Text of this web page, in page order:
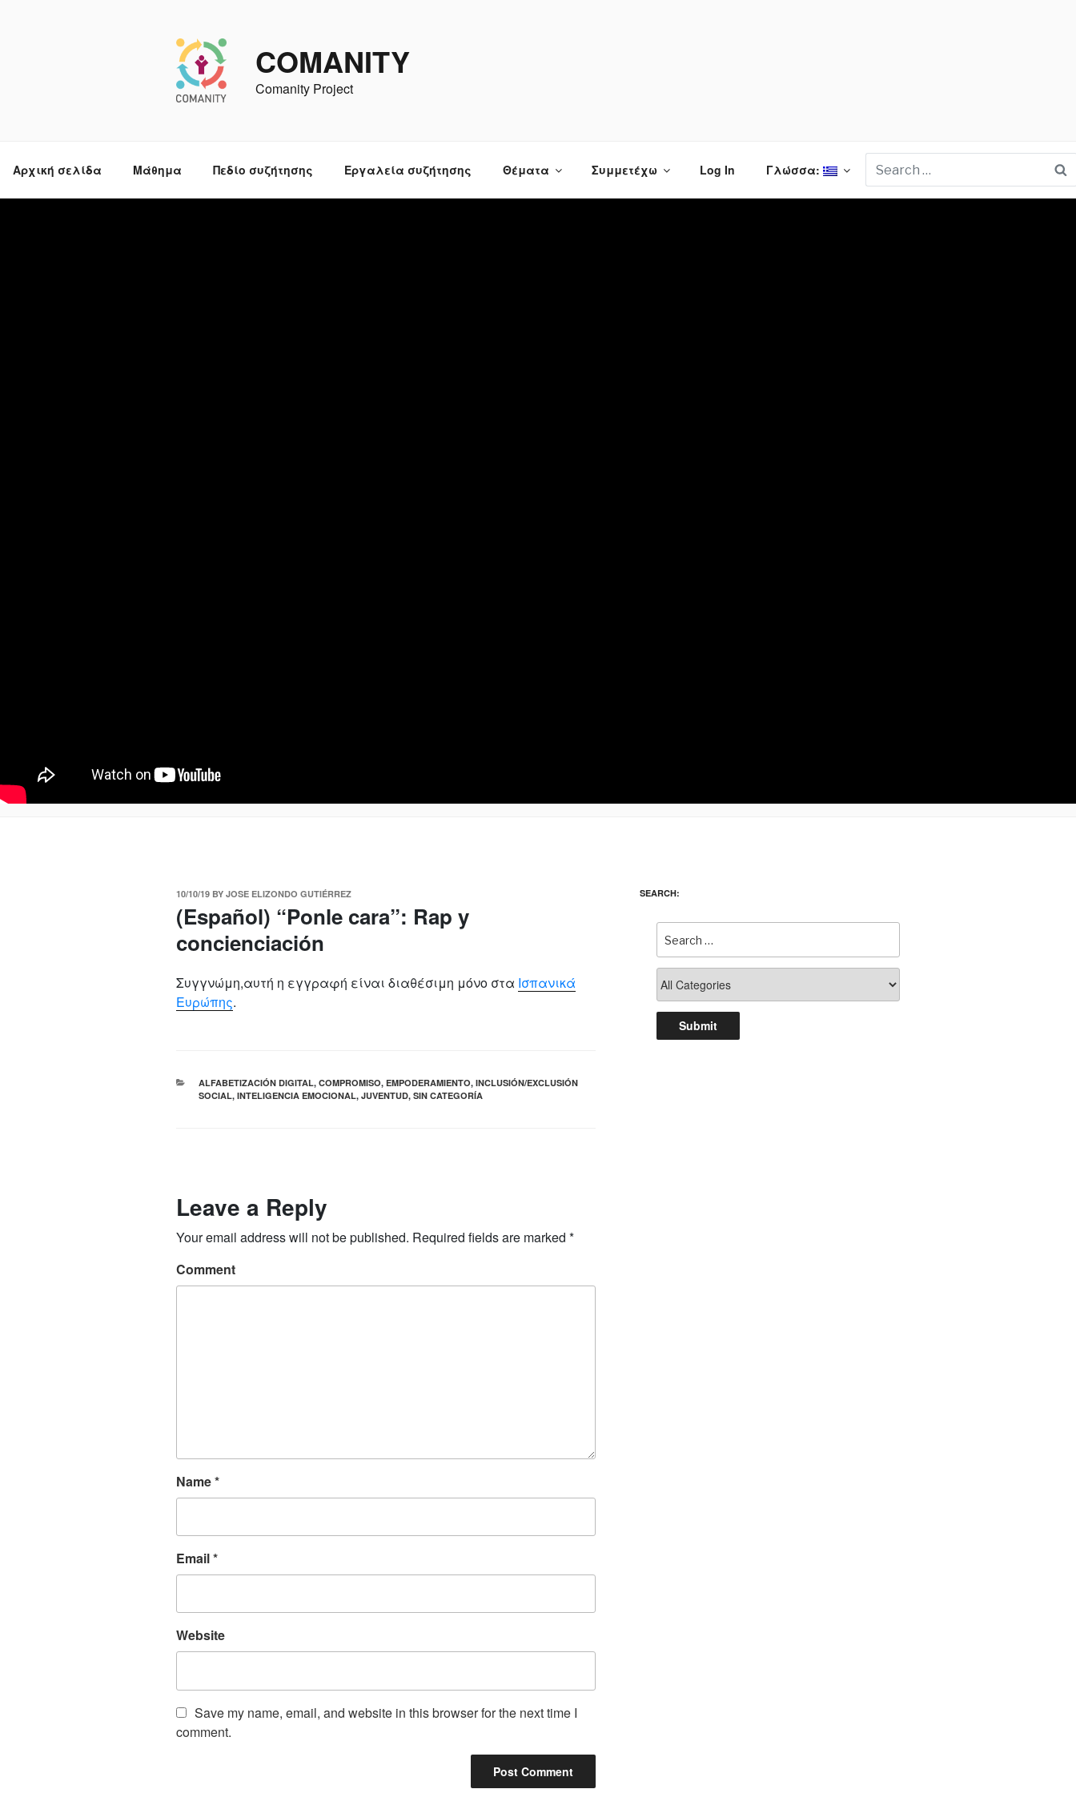
Αρχική σελίδα Μάθημα Πεδίο συζήτησης Εργαλεία συζήτησης Θέματα Συμμετέχω Log In Γλώσσα:
COMANITY
Comanity Project
POSTED
ON
10/10/19 BY JOSE ELIZONDO GUTIÉRREZ
(Español) “Ponle cara”: Rap y
concienciación
Συγγνώμη,αυτή η εγγραφή είναι διαθέσιμη μόνο στα Ισπανικά
Ευρώπης.
CATEGORIES
ALFABETIZACIÓN DIGITAL, COMPROMISO, EMPODERAMIENTO, INCLUSIÓN/EXCLUSIÓN
SOCIAL, INTELIGENCIA EMOCIONAL, JUVENTUD, SIN CATEGORÍA
Leave a Reply
Your email address will not be published. Required fields are marked *
Comment
Name*
Email*
Website
Save my name, email, and website in this browser for the next time I
comment.
SEARCH: